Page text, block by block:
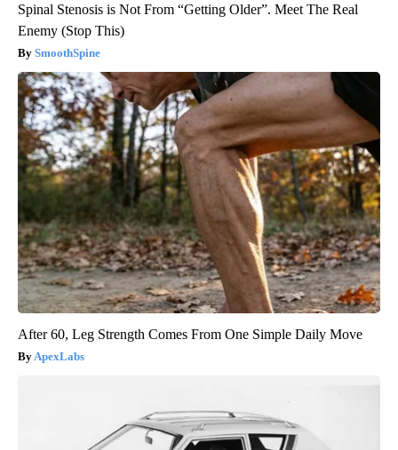
Spinal Stenosis is Not From “Getting Older”. Meet The Real
Enemy (Stop This)
SmoothSpine
After 60, Leg Strength Comes From One Simple Daily Move
ApexLabs